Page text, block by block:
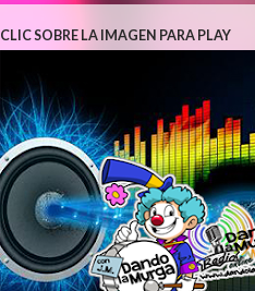
CLIC SOBRE LA IMAGEN PARA PLAY